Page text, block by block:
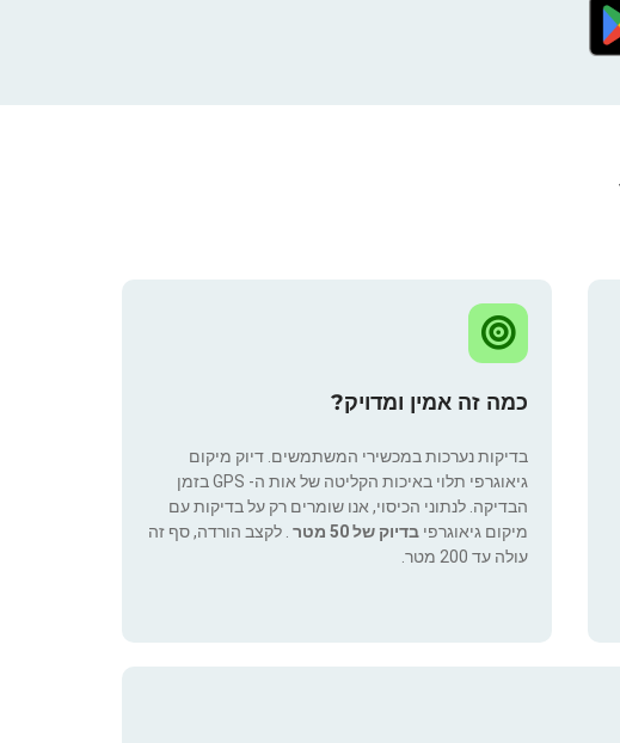
כמה זה אמין ומדויק?
בדיקות נערכות במכשירי המשתמשים. דיוק מיקום
גיאוגרפי תלוי באיכות הקליטה של אות ה- GPS בזמן
הבדיקה. לנתוני הכיסוי, אנו שומרים רק על בדיקות עם
מיקום גיאוגרפי בדיוק של 50 מטר
. לקצב הורדה, סף זה
עולה עד 200 מטר.